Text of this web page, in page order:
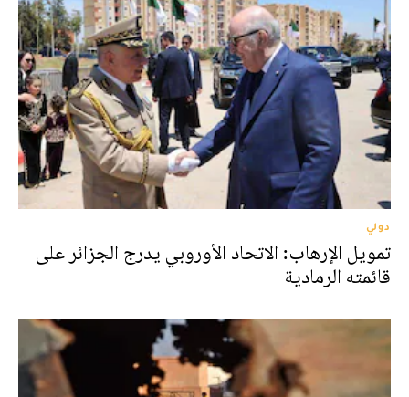
دولي
تمويل الإرهاب: الاتحاد الأوروبي يدرج الجزائر على
قائمته الرمادية